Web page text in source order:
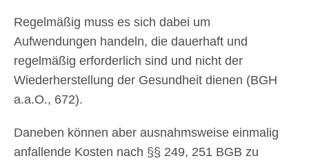
Regelmäßig muss es sich dabei um
Aufwendungen handeln, die dauerhaft und
regelmäßig erforderlich sind und nicht der
Wiederherstellung der Gesundheit dienen (BGH
a.a.O., 672).
Daneben können aber ausnahmsweise einmalig
anfallende Kosten nach §§ 249, 251 BGB zu